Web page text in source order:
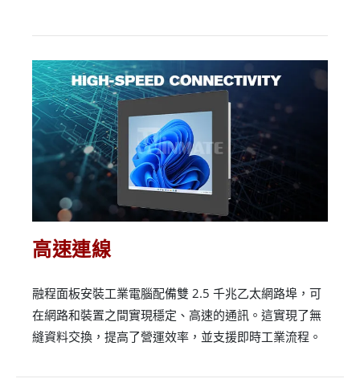
高速連線
融程面板安裝工業電腦配備雙 2.5 千兆乙太網路埠，可
在網路和裝置之間實現穩定、高速的通訊。這實現了無
縫資料交換，提高了營運效率，並支援即時工業流程。